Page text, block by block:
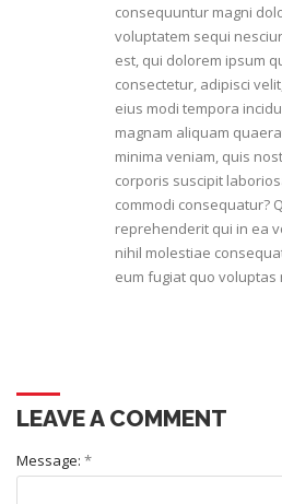
consequuntur magni
voluptatem sequi
est, qui dolorem ipsum
consectetur, adipisci
eius modi tempora
magnam aliquam
minima veniam, quis
corporis suscipit
commodi consequatur?
reprehenderit qui in ea
nihil molestiae
eum fugiat quo voluptas
LEAVE A COMMENT
Message: *